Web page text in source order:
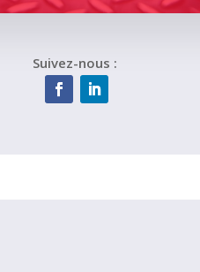
Suivez-nous :